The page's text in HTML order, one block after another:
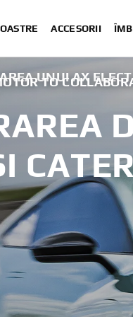
ACCESORII
TO
UNUI AX